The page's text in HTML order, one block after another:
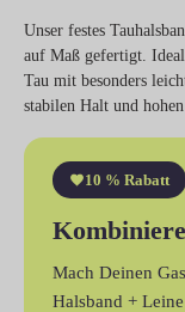
Unser festes
auf Maß gefertigt.
Tau mit besonders
stabilen Halt und
10 % Rabatt
Mach Deinen
Halsband + Leine